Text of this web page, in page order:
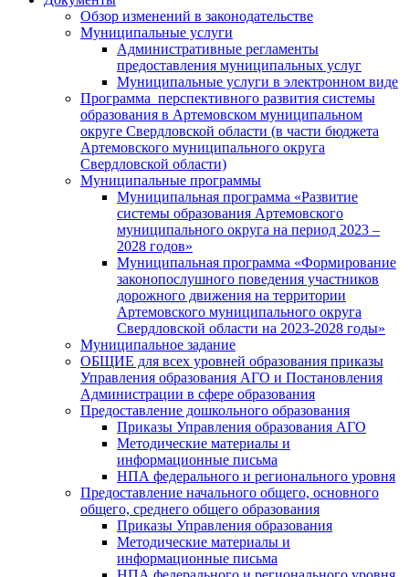
Обзор изменений в законодательстве
Муниципальные услуги
Административные регламенты
предоставления муниципальных услуг
Муниципальные услуги в электронном виде
Программа перспективного развития системы
образования в Артемовском муниципальном
округе Свердловской области (в части бюджета
Артемовского муниципального округа
Свердловской области)
Муниципальные программы
Муниципальная программа «Развитие
системы образования Артемовского
муниципального округа на период 2023 –
2028 годов»
Муниципальная программа «Формирование
законопослушного поведения участников
дорожного движения на территории
Артемовского муниципального округа
Свердловской области на 2023-2028 годы»
Муниципальное задание
ОБЩИЕ для всех уровней образования приказы
Управления образования АГО и Постановления
Администрации в сфере образования
Предоставление дошкольного образования
Приказы Управления образования АГО
Методические материалы и
информационные письма
НПА федерального и регионального уровня
Предоставление начального общего, основного
общего, среднего общего образования
Приказы Управления образования
Методические материалы и
информационные письма